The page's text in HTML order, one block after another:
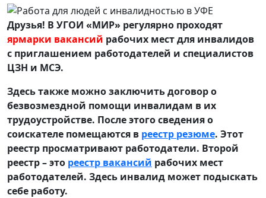
Друзья! В УГОИ «МИР» регулярно проходят
ярмарки вакансий рабочих мест для инвалидов
с приглашением работодателей и специалистов
ЦЗН и МСЭ.
Здесь также можно заключить договор о
безвозмездной помощи инвалидам в их
трудоустройстве. После этого сведения о
соискателе помещаются в реестр резюме. Этот
реестр просматривают работодатели. Второй
реестр – это реестр вакансий рабочих мест
работодателей. Здесь инвалид может подыскать
себе работу.